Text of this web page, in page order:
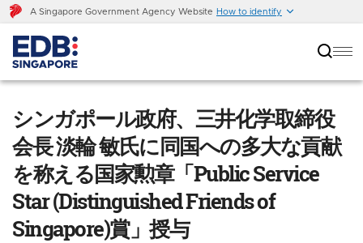
A Singapore Government Agency Website How to identify
Service Star (Distinguished Friends of
Singapore)賞」授与
シンガポール政府、三井化学取締役
会長 淡輪 敏氏に同国への多大な貢献
を称える国家勲章「Public Service
Star (Distinguished Friends of
Singapore)賞」授与